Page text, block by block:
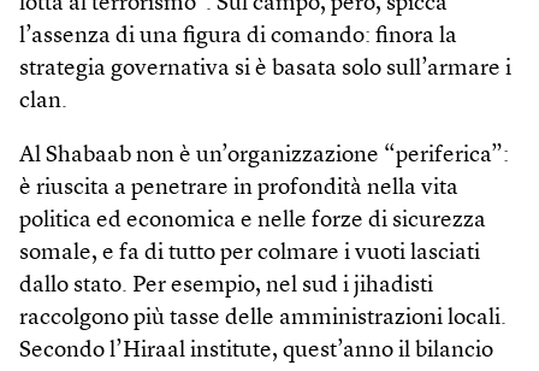
l’assenza di una figura di comando: finora la
strategia governativa si è basata solo sull’armare i
clan.
Al Shabaab non è un’organizzazione “periferica”:
è riuscita a penetrare in profondità nella vita
politica ed economica e nelle forze di sicurezza
somale, e fa di tutto per colmare i vuoti lasciati
dallo stato. Per esempio, nel sud i jihadisti
raccolgono più tasse delle amministrazioni locali.
Secondo l’Hiraal institute, quest’anno il bilancio